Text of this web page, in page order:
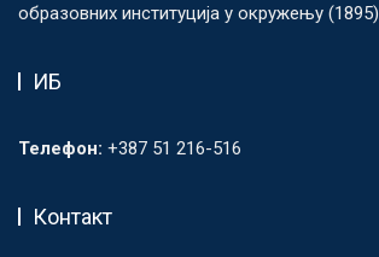
образовних институција у окружењу (1895).
ИБ
Телефон: +387 51 216-516
Контакт